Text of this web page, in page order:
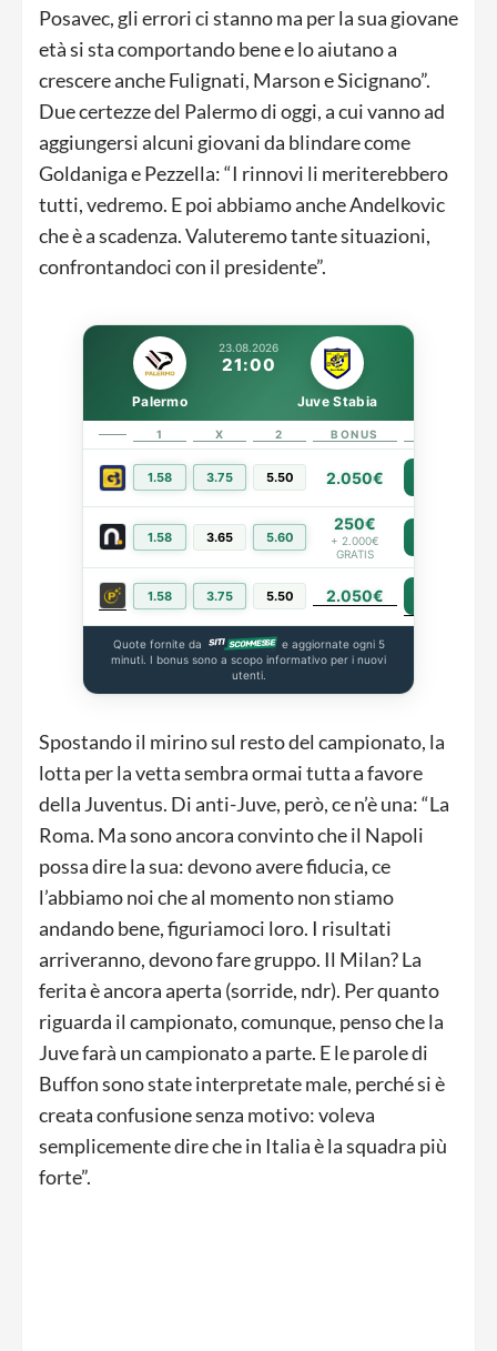
Posavec, gli errori ci stanno ma per la sua giovane
età si sta comportando bene e lo aiutano a
crescere anche Fulignati, Marson e Sicignano”.
Due certezze del Palermo di oggi, a cui vanno ad
aggiungersi alcuni giovani da blindare come
Goldaniga e Pezzella: “I rinnovi li meriterebbero
tutti, vedremo. E poi abbiamo anche Andelkovic
che è a scadenza. Valuteremo tante situazioni,
confrontandoci con il presidente”.
23.08.2026
21:00
Palermo Juve Stabia
1 X 2 BONUS
1.58 3.75 5.50 2.050€
1.58 3.65 5.60
250€
+ 2.000€
GRATIS
1.58 3.75 5.50 2.050€
Quote fornite da
e aggiornate ogni 5
minuti. I bonus sono a scopo informativo per i nuovi
utenti.
Spostando il mirino sul resto del campionato, la
lotta per la vetta sembra ormai tutta a favore
della Juventus. Di anti-Juve, però, ce n’è una: “La
Roma. Ma sono ancora convinto che il Napoli
possa dire la sua: devono avere fiducia, ce
l’abbiamo noi che al momento non stiamo
andando bene, figuriamoci loro. I risultati
arriveranno, devono fare gruppo. Il Milan? La
ferita è ancora aperta (sorride, ndr). Per quanto
riguarda il campionato, comunque, penso che la
Juve farà un campionato a parte. E le parole di
Buffon sono state interpretate male, perché si è
creata confusione senza motivo: voleva
semplicemente dire che in Italia è la squadra più
forte”.